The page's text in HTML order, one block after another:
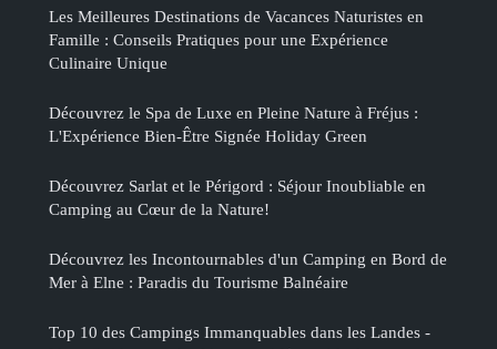
Les Meilleures Destinations de Vacances Naturistes en
Famille : Conseils Pratiques pour une Expérience
Culinaire Unique
Découvrez le Spa de Luxe en Pleine Nature à Fréjus :
L'Expérience Bien-Être Signée Holiday Green
Découvrez Sarlat et le Périgord : Séjour Inoubliable en
Camping au Cœur de la Nature!
Découvrez les Incontournables d'un Camping en Bord de
Mer à Elne : Paradis du Tourisme Balnéaire
Top 10 des Campings Immanquables dans les Landes -